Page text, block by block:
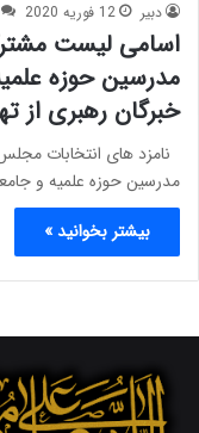
دبیر 12 فوریه 2020
اسامی لیست
مدرسین حوزه
خبرگان رهبری از
نامزد های انتخابات
مدرسین حوزه علمیه و
بیشتر بخوانید »